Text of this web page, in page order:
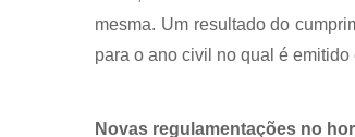
mesma. Um resultado do
para o ano civil no qual é
Novas regulamentações no